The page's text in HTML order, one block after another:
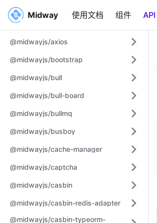
Midway 使用文档 组件 API
Midway
@midwayjs/axios
@midwayjs/bootstrap
@midwayjs/bull
@midwayjs/bull-board
@midwayjs/bullmq
@midwayjs/busboy
@midwayjs/cache-manager
@midwayjs/captcha
@midwayjs/casbin
@midwayjs/casbin-redis-adapter
@midwayjs/casbin-typeorm-